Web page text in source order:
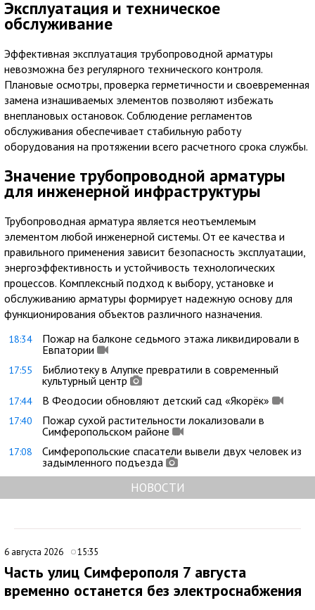
Эксплуатация и техническое
обслуживание
Эффективная эксплуатация трубопроводной арматуры
невозможна без регулярного технического контроля.
Плановые осмотры, проверка герметичности и своевременная
замена изнашиваемых элементов позволяют избежать
внеплановых остановок. Соблюдение регламентов
обслуживания обеспечивает стабильную работу
оборудования на протяжении всего расчетного срока службы.
Значение трубопроводной арматуры
для инженерной инфраструктуры
Трубопроводная арматура является неотъемлемым
элементом любой инженерной системы. От ее качества и
правильного применения зависит безопасность эксплуатации,
энергоэффективность и устойчивость технологических
процессов. Комплексный подход к выбору, установке и
обслуживанию арматуры формирует надежную основу для
функционирования объектов различного назначения.
18:34
Пожар на балконе седьмого этажа ликвидировали в
Евпатории
17:55
Библиотеку в Алупке превратили в современный
культурный центр
17:44 В Феодосии обновляют детский сад «Якорёк»
17:40
Пожар сухой растительности локализовали в
Симферопольском районе
17:08
Симферопольские спасатели вывели двух человек из
задымленного подъезда
НОВОСТИ
6 августа 2026 15:35
Часть улиц Симферополя 7 августа
временно останется без электроснабжения